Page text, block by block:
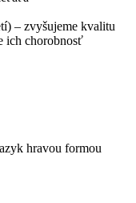
– zvyšujeme kvalitu
ich chorobnosť
hravou formou